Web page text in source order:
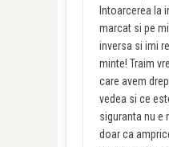
Intoarcerea la
marcat si pe
inversa si imi
minte! Traim
care avem
vedea si ce
siguranta nu e
doar ca